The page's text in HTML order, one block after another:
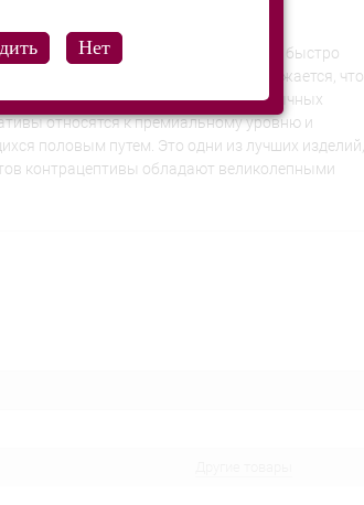
полового акта. Одев кондом Вы быстро
эрогенных зон практически не снижается, что
с характеристиками обычных
относятся к премиальному уровню и
половым путем. Это одни из лучших изделий,
контрацептивы обладают великолепными